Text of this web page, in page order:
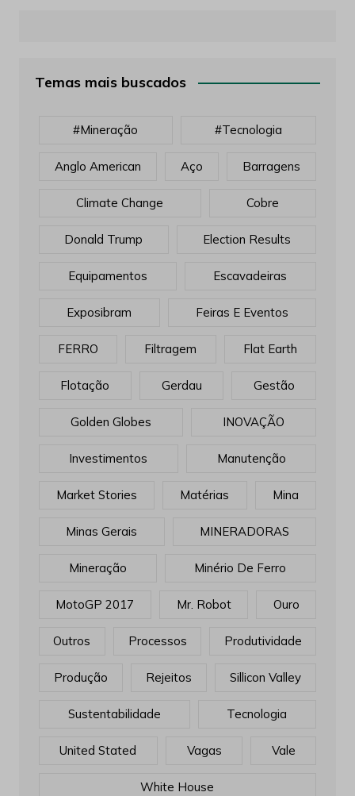
Temas mais buscados
#mineração #tecnologia
Anglo American Aço Barragens
Climate Change Cobre
Donald Trump Election Results
Equipamentos Escavadeiras
Exposibram Feiras E Eventos
FERRO Filtragem Flat Earth
Flotação Gerdau Gestão
Golden Globes INOVAÇÃO
Investimentos Manutenção
Market Stories Matérias Mina
Minas Gerais MINERADORAS
Mineração Minério De Ferro
MotoGP 2017 Mr. Robot Ouro
Outros Processos Produtividade
Produção Rejeitos Sillicon Valley
Sustentabilidade Tecnologia
United Stated Vagas Vale
White House